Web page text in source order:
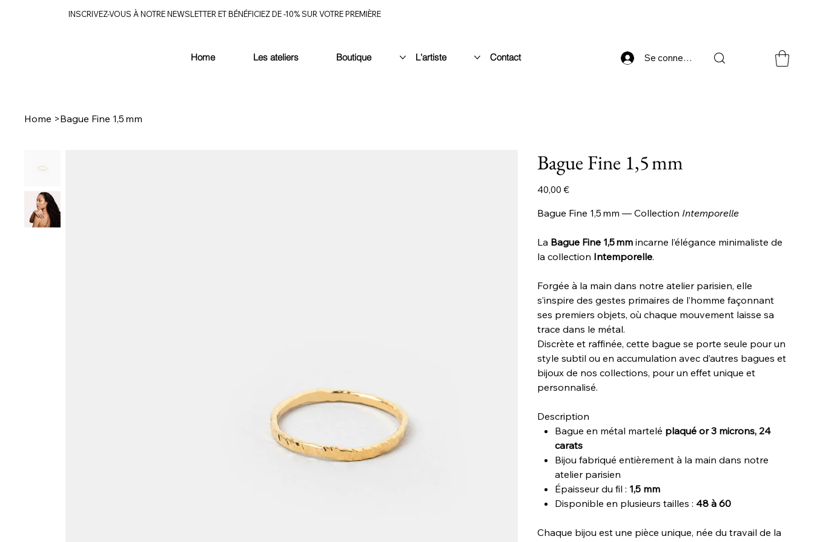
INSCRIVEZ-VOUS À NOTRE NEWSLETTER ET BÉNÉFICIEZ DE -10% SUR VOTRE PREMIÈRE
Se connecter
Home Les ateliers Boutique L'artiste Contact
Home >Bague Fine 1,5 mm
Bague Fine 1,5 mm
Prix
40,00 €
Bague Fine 1,5 mm — Collection Intemporelle
La Bague Fine 1,5 mmincarne l’élégance minimaliste de
la collection Intemporelle.
Forgée à la main dans notre atelier parisien, elle
s’inspire des gestes primaires de l’homme façonnant
ses premiers objets, où chaque mouvement laisse sa
trace dans le métal.
Discrète et raffinée, cette bague se porte seule pour un
style subtil ou en accumulation avec d’autres bagues et
bijoux de nos collections, pour un effet unique et
personnalisé.
Description
Bague en métal martelé plaqué or 3 microns, 24
carats
Bijou fabriqué entièrement à la main dans notre
atelier parisien
Épaisseur du fil : 1,5 mm
Disponible en plusieurs tailles : 48 à 60
Chaque bijou est une pièce unique, née du travail de la